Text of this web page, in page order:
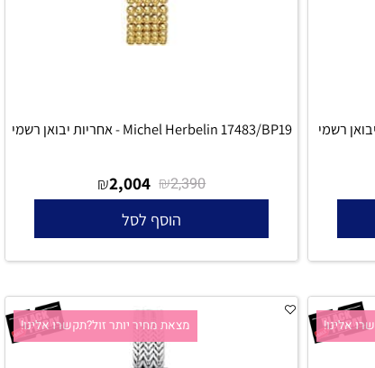
Michel Herbelin 17483/BP19 - אחריות יבואן רשמי